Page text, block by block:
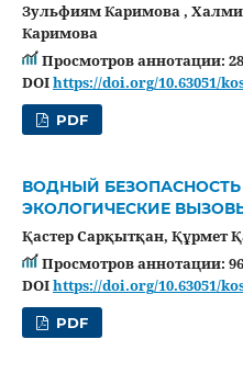
Зульфиям Каримова ,
Каримова
Просмотров аннотации:
DOIhttps://doi.org/10.63051/
PDF
ВОДНЫЙ
ЭКОЛОГИЧЕСКИЕ
Қастер Сарқытқан, Құрмет
Просмотров аннотации:
DOIhttps://doi.org/10.63051/
PDF